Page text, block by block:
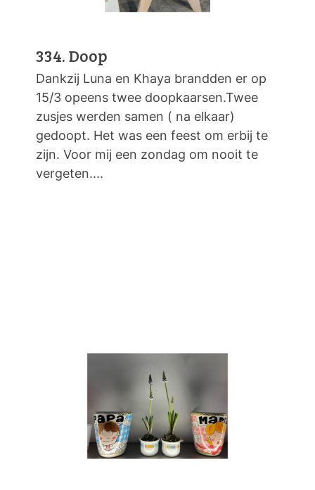
334. Doop
Dankzij Luna en Khaya brandden er op
15/3 opeens twee doopkaarsen.Twee
zusjes werden samen ( na elkaar)
gedoopt. Het was een feest om erbij te
zijn. Voor mij een zondag om nooit te
vergeten....